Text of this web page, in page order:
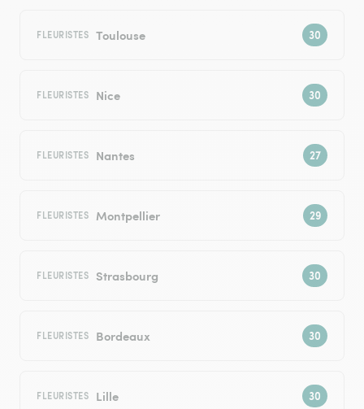
FLEURISTES Toulouse
FLEURISTES Nice
FLEURISTES Nantes
FLEURISTES Montpellier
FLEURISTES Strasbourg
FLEURISTES Bordeaux
FLEURISTES Lille